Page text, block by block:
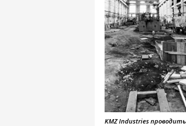
KMZ Industries